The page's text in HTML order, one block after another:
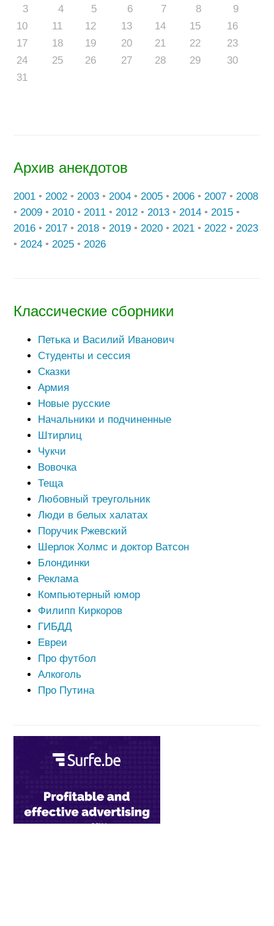
3
4 5 6 7 8
9
10
11 12 13 14 15
16
17
18 19 20 21 22
23
24
25 26 27 28 29
30
31
Архив анекдотов
2001 • 2002 • 2003 • 2004 • 2005 • 2006 • 2007 • 2008
• 2009 • 2010 • 2011 • 2012 • 2013 • 2014 • 2015 •
2016 • 2017 • 2018 • 2019 • 2020 • 2021 • 2022 • 2023
• 2024 • 2025 • 2026
Классические сборники
Петька и Василий Иванович
Студенты и сессия
Сказки
Армия
Новые русские
Начальники и подчиненные
Штирлиц
Чукчи
Вовочка
Теща
Любовный треугольник
Люди в белых халатах
Поручик Ржевский
Шерлок Холмс и доктор Ватсон
Блондинки
Реклама
Компьютерный юмор
Филипп Киркоров
ГИБДД
Евреи
Про футбол
Алкоголь
Про Путина